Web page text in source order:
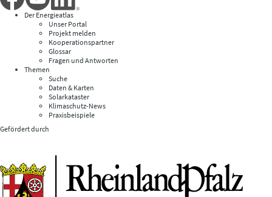
Der Energieatlas
Unser Portal
Projekt melden
Kooperationspartner
Glossar
Fragen und Antworten
Themen
Suche
Daten & Karten
Solarkataster
Klimaschutz-News
Praxisbeispiele
Gefördert durch